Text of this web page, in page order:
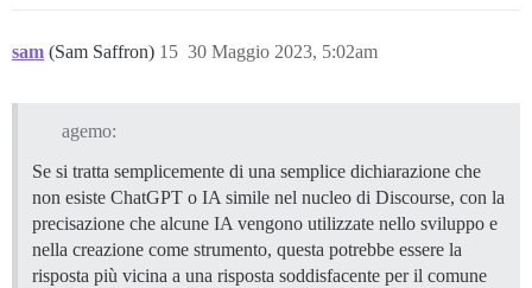
sam (Sam Saffron) 30 Maggio 2023, 5:02am
15
agemo:
Se si tratta semplicemente di una semplice dichiarazione che
non esiste ChatGPT o IA simile nel nucleo di Discourse, con la
precisazione che alcune IA vengono utilizzate nello sviluppo e
nella creazione come strumento, questa potrebbe essere la
risposta più vicina a una risposta soddisfacente per il comune